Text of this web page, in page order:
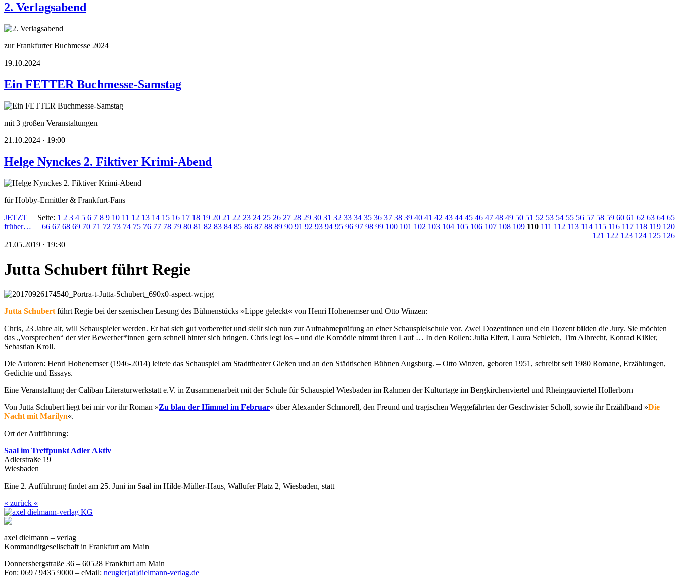
2. Verlagsabend
zur Frankfurter Buchmesse 2024
19.10.2024
Ein FETTER Buchmesse-Samstag
mit 3 großen Veranstaltungen
21.10.2024 · 19:00
Helge Nynckes 2. Fiktiver Krimi-Abend
für Hobby-Ermittler & Frankfurt-Fans
JETZT |
früher…
Seite: 1 2 3 4 5 6 7 8 9 10 11 12 13 14 15 16 17 18 19 20 21 22 23 24 25 26 27 28 29 30 31 32 33 34 35 36 37 38 39 40 41 42 43 44 45 46 47 48 49 50 51 52 53 54 55 56 57 58 59 60 61 62 63 64 65
66 67 68 69 70 71 72 73 74 75 76 77 78 79 80 81 82 83 84 85 86 87 88 89 90 91 92 93 94 95 96 97 98 99 100 101 102 103 104 105 106 107 108 109 110 111 112 113 114 115 116 117 118 119 120
121 122 123 124 125 126
21.05.2019 · 19:30
Jutta Schubert führt Regie
Jutta Schubert führt Regie bei der szenischen Lesung des Bühnenstücks »Lippe geleckt« von Henri Hohenemser und Otto Winzen:
Chris, 23 Jahre alt, will Schauspieler werden. Er hat sich gut vorbereitet und stellt sich nun zur Aufnahmeprüfung an einer Schauspielschule vor. Zwei Dozentinnen und ein Dozent bilden die Jury. Sie möchten
das „Vorsprechen“ der vier Bewerber*innen gern schnell hinter sich bringen. Chris legt los – und die Komödie nimmt ihren Lauf … In den Rollen: Julia Elfert, Laura Schleich, Tim Albrecht, Konrad Kißler,
Sebastian Kroll.
Die Autoren: Henri Hohenemser (1946-2014) leitete das Schauspiel am Stadttheater Gießen und an den Städtischen Bühnen Augsburg. – Otto Winzen, geboren 1951, schreibt seit 1980 Romane, Erzählungen,
Gedichte und Essays.
Eine Veranstaltung der Caliban Literaturwerkstatt e.V. in Zusammenarbeit mit der Schule für Schauspiel Wiesbaden im Rahmen der Kulturtage im Bergkirchenviertel und Rheingauviertel Hollerborn
Von Jutta Schubert liegt bei mir vor ihr Roman »Zu blau der Himmel im Februar« über Alexander Schmorell, den Freund und tragischen Weggefährten der Geschwister Scholl, sowie ihr Erzählband »Die
Nacht mit Marilyn«.
Ort der Aufführung:
Saal im Treffpunkt Adler Aktiv
Adlerstraße 19
Wiesbaden
Eine 2. Aufführung findet am 25. Juni im Saal im Hilde-Müller-Haus, Wallufer Platz 2, Wiesbaden, statt
« zurück «
axel dielmann – verlag
Kommanditgesellschaft in Frankfurt am Main
Donnersbergstraße 36 – 60528 Frankfurt am Main
Fon: 069 / 9435 9000 – eMail: neugier[at]dielmann-verlag.de